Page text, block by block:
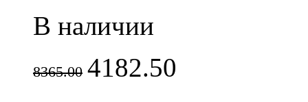
В наличии
8365.00 4182.50